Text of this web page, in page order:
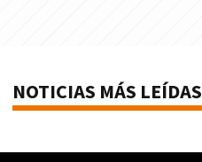
NOTICIAS MÁS LEÍDAS